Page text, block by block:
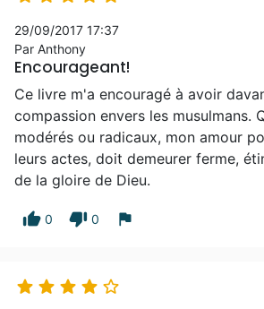
29/09/2017 17:37
Par Anthony
Encourageant!
Ce livre m'a encouragé à avoir
compassion envers les musulmans.
modérés ou radicaux, mon amour
leurs actes, doit demeurer ferme,
de la gloire de Dieu.
thumb_up 0 thumb_down 0 flag
    